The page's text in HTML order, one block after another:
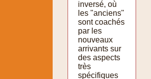
inversé, où
les "anciens"
sont coachés
par les
nouveaux
arrivants sur
des aspects
très
spécifiques